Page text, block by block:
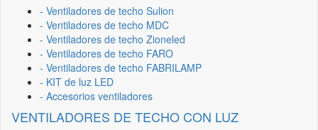
- Ventiladores de techo Sulion
- Ventiladores de techo MDC
- Ventiladores de techo Zioneled
- Ventiladores de techo FARO
- Ventiladores de techo FABRILAMP
- KIT de luz LED
- Accesorios ventiladores
VENTILADORES DE TECHO CON LUZ